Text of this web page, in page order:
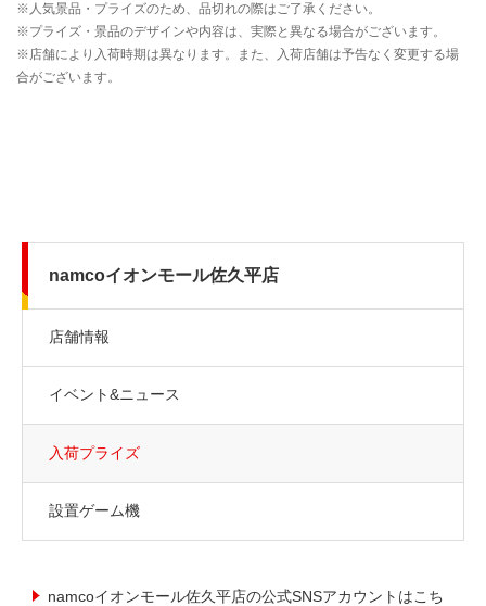
namcoイオンモール佐久平店
店舗情報
イベント&ニュース
入荷プライズ
設置ゲーム機
namcoイオンモール佐久平店の公式SNSアカウントはこち